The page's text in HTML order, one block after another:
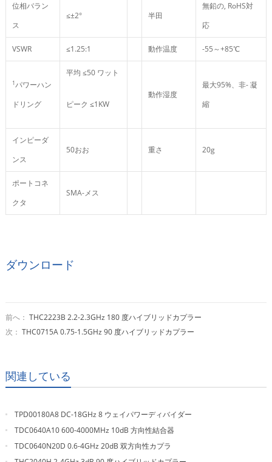
位相バラン
ス
≤±2° 半田
無鉛の, RoHS対
応
VSWR ≤1.25:1 動作温度 -55～+85℃
1パワーハン
ドリング
平均 ≤50 ワット
ピーク ≤1KW
動作湿度
最大95%、非- 凝
縮
インピーダ
ンス
50おお 重さ 20g
ポートコネ
クタ
SMA-メス
ダウンロード
前へ： THC2223B 2.2-2.3GHz 180 度ハイブリッドカプラー
次： THC0715A 0.75-1.5GHz 90 度ハイブリッドカプラー
関連している
TPD00180A8 DC-18GHz 8 ウェイパワーディバイダー
TDC0640A10 600-4000MHz 10dB 方向性結合器
TDC0640N20D 0.6-4GHz 20dB 双方向性カプラ